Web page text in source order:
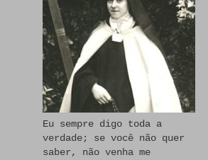
Eu sempre digo toda a
verdade; se você não quer
saber, não venha me